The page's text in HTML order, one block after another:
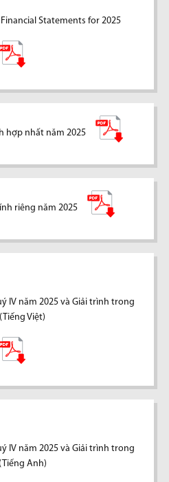
Statements for 2025
hợp nhất năm 2025
riêng năm 2025
IV năm 2025 và Giải trình trong
Việt)
IV năm 2025 và Giải trình trong
Anh)